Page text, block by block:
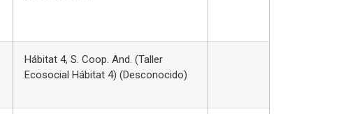
Hábitat 4, S. Coop. And. (Taller
Ecosocial Hábitat 4) (Desconocido)